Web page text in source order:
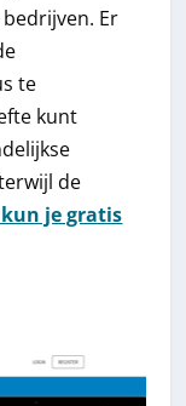
Er
te
kunt
de
je gratis